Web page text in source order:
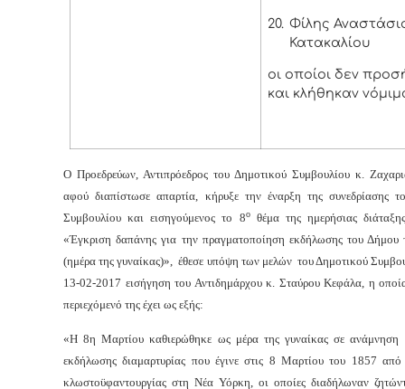
20. Φίλης
Κατακαλίου
οι οποίοι δεν
και κλήθηκαν
Ο Προεδρεύων, Αντιπρόεδρος του Δημοτικού Συμβουλίου κ.
αφού διαπίστωσε απαρτία, κήρυξε την έναρξη της συνεδρίασης
Συμβουλίου και εισηγούμενος το 8οθέμα της ημερήσιας
«Έγκριση δαπάνης για την πραγματοποίηση εκδήλωσης του Δήμου
(ημέρα της γυναίκας)», έθεσε υπόψη των μελών του Δημοτικού
13-02-2017 εισήγηση του Αντιδημάρχου κ. Σταύρου Κεφάλα, η
περιεχόμενό της έχει ως εξής:
«Η 8η Μαρτίου καθιερώθηκε ως μέρα της γυναίκας σε ανάμνηση
εκδήλωσης διαμαρτυρίας που έγινε στις 8 Μαρτίου του 1857 από
κλωστοϋφαντουργίας στη Νέα Υόρκη, οι οποίες διαδήλωναν